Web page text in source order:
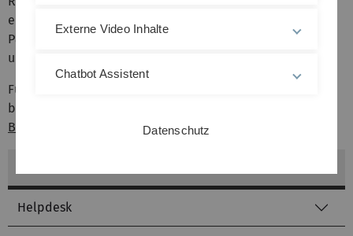
ein Passwort zu wählen, das sich von Ihrem regulären
Passwort für die lokal angebotenen Dienste des kiz
unterscheidet.
Für Anwender der Universität Ulm gelten auf dem
bwUniCluster weiterhin die Bestimmungen der
Benutzerordung des kiz
.
Helpdesk
Externe Video Inhalte
Chatbot Assistent
Datenschutz